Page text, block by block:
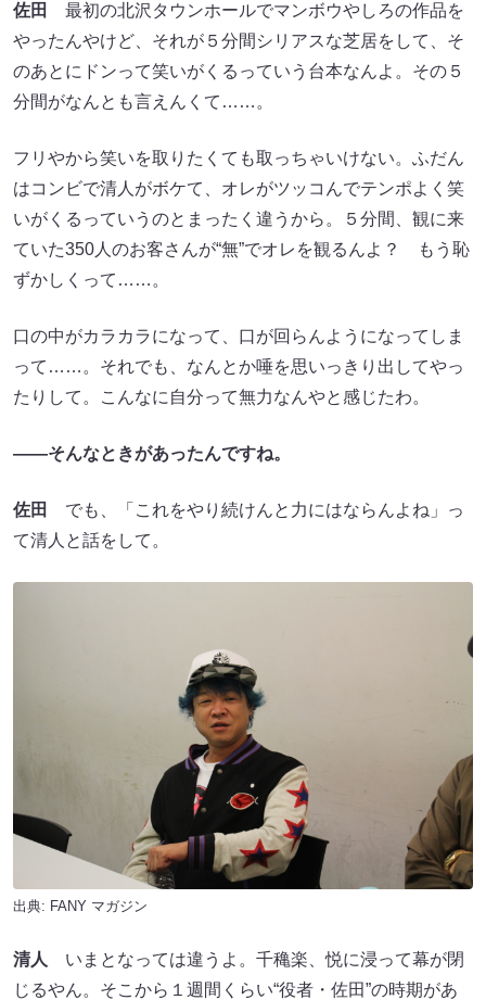
佐田
最初の北沢タウンホールでマンボウやしろの作品を
やったんやけど、それが５分間シリアスな芝居をして、そ
のあとにドンって笑いがくるっていう台本なんよ。その５
分間がなんとも言えんくて……。
フリやから笑いを取りたくても取っちゃいけない。ふだん
はコンビで清人がボケて、オレがツッコんでテンポよく笑
いがくるっていうのとまったく違うから。５分間、観に来
ていた350人のお客さんが“無”でオレを観るんよ？ もう恥
ずかしくって……。
口の中がカラカラになって、口が回らんようになってしま
って……。それでも、なんとか唾を思いっきり出してやっ
たりして。こんなに自分って無力なんやと感じたわ。
――そんなときがあったんですね。
佐田
でも、「これをやり続けんと力にはならんよね」っ
て清人と話をして。
出典: FANY マガジン
清人
いまとなっては違うよ。千穐楽、悦に浸って幕が閉
じるやん。そこから１週間くらい“役者・佐田”の時期があ